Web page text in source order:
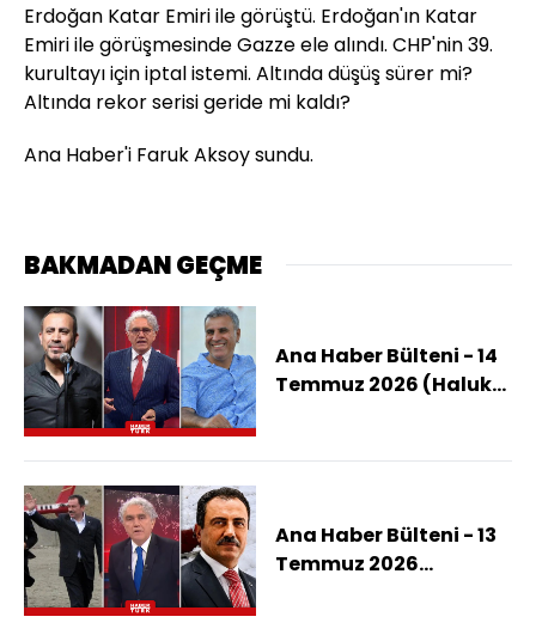
Erdoğan Katar Emiri ile görüştü. Erdoğan'ın Katar
Emiri ile görüşmesinde Gazze ele alındı. CHP'nin 39.
kurultayı için iptal istemi. Altında düşüş sürer mi?
Altında rekor serisi geride mi kaldı?
Ana Haber'i Faruk Aksoy sundu.
BAKMADAN GEÇME
Ana Haber Bülteni - 14
Temmuz 2026 (Haluk
Verildi?)
Ana Haber Bülteni - 13
Temmuz 2026